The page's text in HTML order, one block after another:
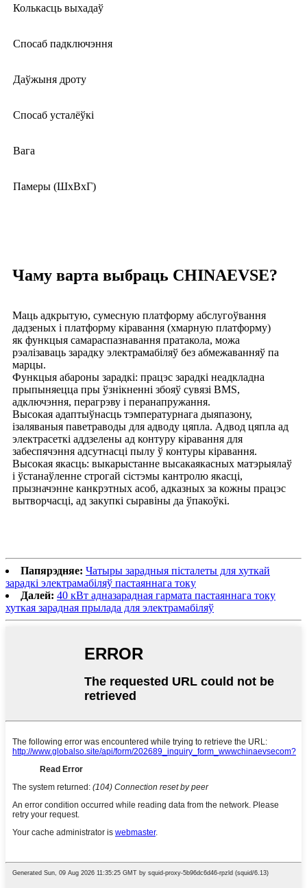
Колькасць выхадаў
Спосаб падключэння
Даўжыня дроту
Спосаб усталёўкі
Вага
Памеры (ШхВхГ)
Чаму варта выбраць CHINAEVSE?
Маць адкрытую, сумесную платформу абслугоўвання
дадзеных і платформу кіравання (хмарную платформу)
як функцыя самараспазнавання пратакола, можа
рэалізаваць зарадку электрамабіляў без абмежаванняў па
марцы.
Функцыя абароны зарадкі: працэс зарадкі неадкладна
прыпыняецца пры ўзнікненні збояў сувязі BMS,
адключэння, перагрэву і перанапружання.
Высокая адаптыўнасць тэмпературнага дыяпазону,
ізаляваныя паветраводы для адводу цяпла. Адвод цяпла ад
электрасеткі аддзелены ад контуру кіравання для
забеспячэння адсутнасці пылу ў контуры кіравання.
Высокая якасць: выкарыстанне высакаякасных матэрыялаў
і ўстанаўленне строгай сістэмы кантролю якасці,
прызначэнне канкрэтных асоб, адказных за кожны працэс
вытворчасці, ад закупкі сыравіны да ўпакоўкі.
Папярэдняе: Чатыры зарадныя пісталеты для хуткай
зарадкі электрамабіляў пастаяннага току
Далей: 40 кВт адназарадная гармата пастаяннага току
хуткая зарадная прылада для электрамабіляў